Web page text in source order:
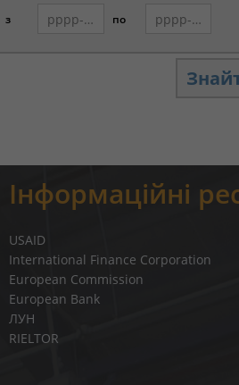
з по
Інформаційні
USAID
International Finance Corporation
European Commission
European Bank
ЛУН
RIELTOR